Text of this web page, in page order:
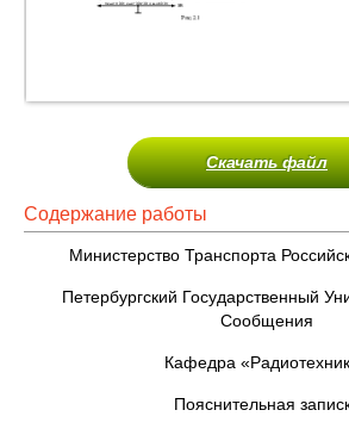
Скачать файл
Содержание работы
Министерство Транспорта
Петербургский Государственный
Сообщения
Кафедра
Пояснительная